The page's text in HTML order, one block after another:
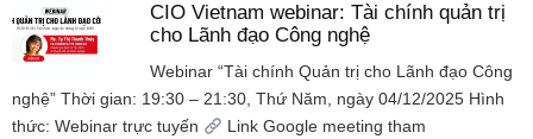
CIO Vietnam webinar: Tài chính quản trị
cho Lãnh đạo Công nghệ
Webinar “Tài chính Quản trị cho Lãnh đạo Công
nghệ” Thời gian: 19:30 – 21:30, Thứ Năm, ngày 04/12/2025 Hình
thức: Webinar trực tuyến
Link Google meeting tham